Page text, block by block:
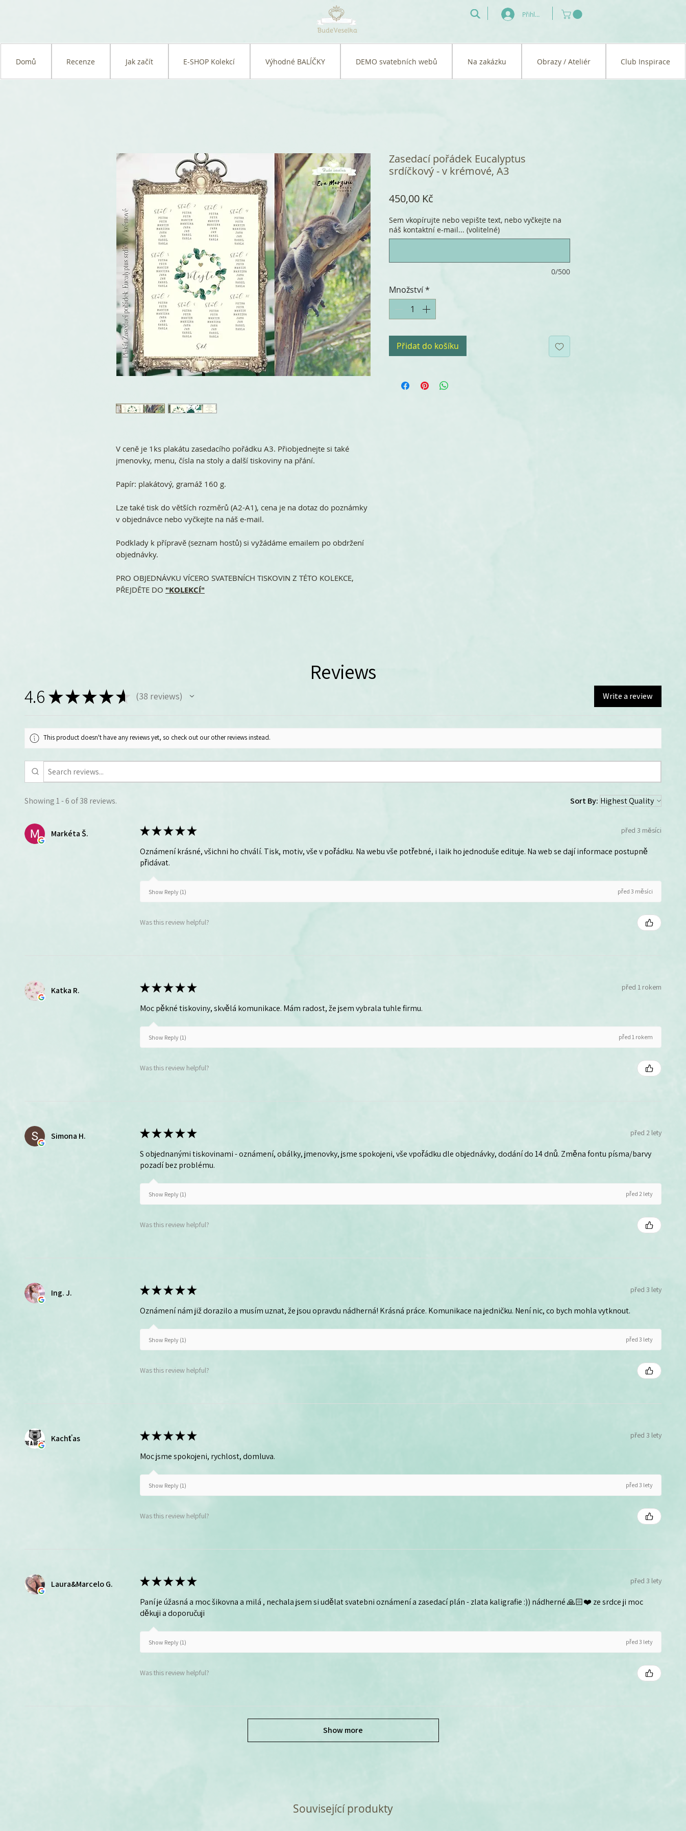
Přihlásit se
Domů Recenze Jak začít E-SHOP Kolekcí Výhodné BALÍČKY DEMO svatebních webů Na zakázku Obrazy / Ateliér Club Inspirace
V ceně je 1ks plakátu zasedacího pořádku A3. Přiobjednejte si také
jmenovky, menu, čísla na stoly a další tiskoviny na přání.
Papír: plakátový, gramáž 160 g.
Lze také tisk do větších rozměrů (A2-A1), cena je na dotaz do poznámky
v objednávce nebo vyčkejte na náš e-mail.
Podklady k přípravě (seznam hostů) si vyžádáme emailem po obdržení
objednávky.
PRO OBJEDNÁVKU VÍCERO SVATEBNÍCH TISKOVIN Z TÉTO KOLEKCE,
PŘEJDĚTE DO "KOLEKCÍ"
Zasedací pořádek Eucalyptus
srdíčkový - v krémové, A3
450,00 Kč
Sem vkopírujte nebo vepište text, nebo vyčkejte na
náš kontaktní e-mail... (volitelné)
0/500
Množství*
Přidat do košíku
Reviews
4.6 ★★★★★ 38 reviews
38 Write a review
This product doesn't have any reviews yet, so check out our other reviews instead.
Showing 1 - 6 of 38 reviews. Sort By:
Markéta Š. ★★★★★ před 3 měsíci
Oznámení krásné, všichni ho chválí. Tisk, motiv, vše v pořádku. Na webu vše potřebné, i laik ho jednoduše edituje. Na web se dají informace postupně
přidávat.
Show Reply (1) před 3 měsíci
Was this review helpful?
Katka R. ★★★★★ před 1 rokem
Moc pěkné tiskoviny, skvělá komunikace. Mám radost, že jsem vybrala tuhle firmu.
Show Reply (1) před 1 rokem
Was this review helpful?
Simona H. ★★★★★ před 2 lety
S objednanými tiskovinami - oznámení, obálky, jmenovky, jsme spokojeni, vše vpořádku dle objednávky, dodání do 14 dnů. Změna fontu písma/barvy
pozadí bez problému.
Show Reply (1) před 2 lety
Was this review helpful?
Ing. J. ★★★★★ před 3 lety
Oznámení nám již dorazilo a musím uznat, že jsou opravdu nádherná! Krásná práce. Komunikace na jedničku. Není nic, co bych mohla vytknout.
Show Reply (1) před 3 lety
Was this review helpful?
Kachťas ★★★★★ před 3 lety
Moc jsme spokojeni, rychlost, domluva.
Show Reply (1) před 3 lety
Was this review helpful?
Laura&Marcelo G. ★★★★★ před 3 lety
Paní je úžasná a moc šikovna a milá , nechala jsem si udělat svatebni oznámení a zasedací plán - zlata kaligrafie :)) nádherné 🙏🏻❤️ ze srdce ji moc
děkuji a doporučuji
Show Reply (1) před 3 lety
Was this review helpful?
Show more
Související produkty